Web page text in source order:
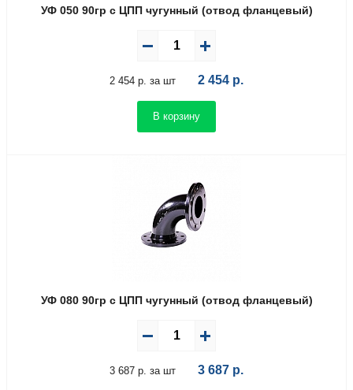
УФ 050 90гр с ЦПП чугунный (отвод фланцевый)
2 454 р. за шт 2 454 р.
В корзину
УФ 080 90гр с ЦПП чугунный (отвод фланцевый)
3 687 р. за шт 3 687 р.